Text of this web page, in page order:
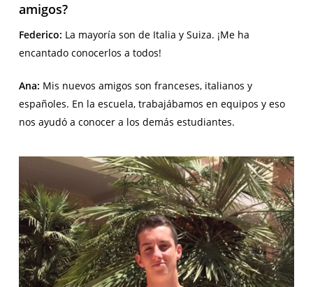
amigos?
Federico: La mayoría son de Italia y Suiza. ¡Me ha
encantado conocerlos a todos!
Ana: Mis nuevos amigos son franceses, italianos y
españoles. En la escuela, trabajábamos en equipos y eso
nos ayudó a conocer a los demás estudiantes.